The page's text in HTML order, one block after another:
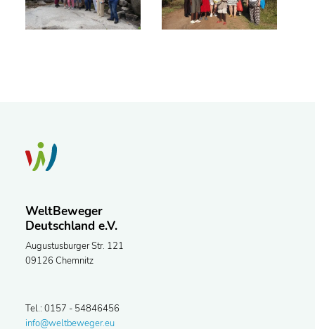
WeltBeweger
Deutschland e.V.
Augustusburger Str. 121
09126 Chemnitz
Tel.: 0157 - 54846456
info@weltbeweger.eu